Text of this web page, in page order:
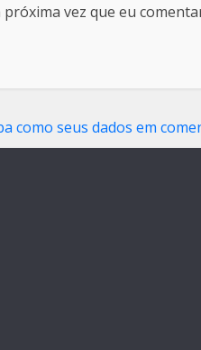
vez que eu
como seus dados em